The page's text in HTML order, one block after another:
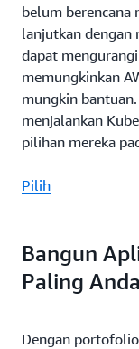
belum berencana
lanjutkan dengan
dapat
memungkinkan
mungkin
menjalankan
pilihan mereka
Pilih
Bangun
Paling
Dengan